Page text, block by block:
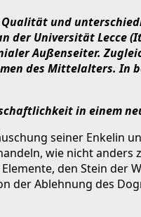
und
Universität Lecce
Außenseiter.
des Mittelalters. In
in einem
seiner Enkelin
wie nicht
den Stein
der Ablehnung des